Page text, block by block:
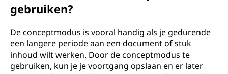
gebruiken?
De conceptmodus is vooral handig als je gedurende
een langere periode aan een document of stuk
inhoud wilt werken. Door de conceptmodus te
gebruiken, kun je je voortgang opslaan en er later